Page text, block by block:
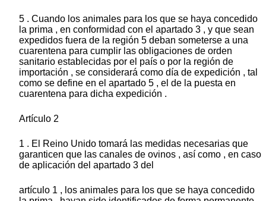
5 . Cuando los animales para los que se haya concedido
la prima , en conformidad con el apartado 3 , y que sean
expedidos fuera de la región 5 deban someterse a una
cuarentena para cumplir las obligaciones de orden
sanitario establecidas por el país o por la región de
importación , se considerará como día de expedición , tal
como se define en el apartado 5 , el de la puesta en
cuarentena para dicha expedición .
Artículo 2
1 . El Reino Unido tomará las medidas necesarias que
garanticen que las canales de ovinos , así como , en caso
de aplicación del apartado 3 del
artículo 1 , los animales para los que se haya concedido